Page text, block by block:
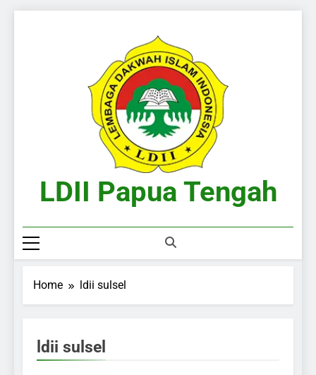
LDII Papua Tengah
Home ldii sulsel
ldii sulsel